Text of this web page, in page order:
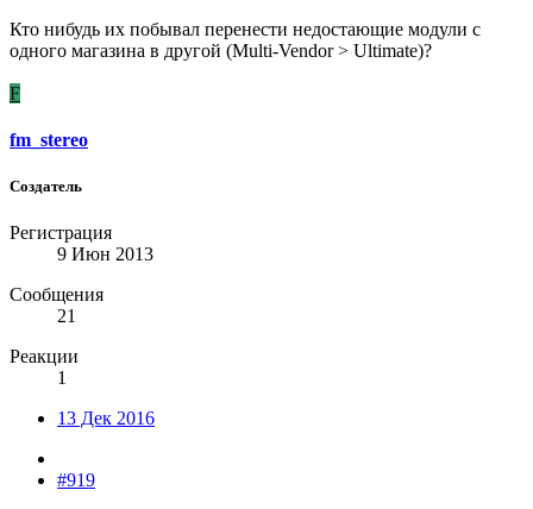
Кто нибудь их побывал перенести недостающие модули с
одного магазина в другой (Multi-Vendor > Ultimate)?
F
fm_stereo
Создатель
Регистрация
9 Июн 2013
Сообщения
21
Реакции
1
13 Дек 2016
#919